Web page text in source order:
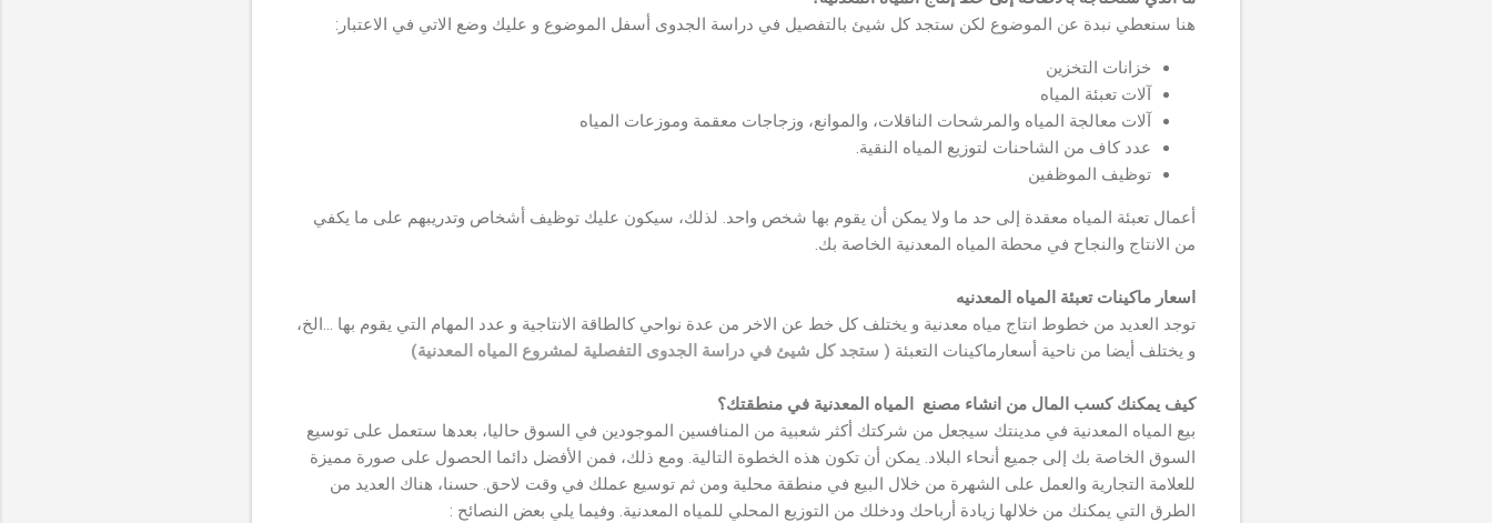
هنا سنعطي نبدة عن الموضوع لكن ستجد كل شيئ بالتفصيل في دراسة الجدوى أسفل الموضوع و عليك وضع الاتي في الاعتبار:
خزانات التخزين
آلات تعبئة المياه
آلات معالجة المياه والمرشحات الناقلات، والموانع، وزجاجات معقمة وموزعات المياه
عدد كاف من الشاحنات لتوزيع المياه النقية.
توظيف الموظفين
أعمال تعبئة المياه معقدة إلى حد ما ولا يمكن أن يقوم بها شخص واحد. لذلك، سيكون عليك توظيف أشخاص وتدريبهم على ما يكفي
من الانتاج والنجاح في محطة المياه المعدنية الخاصة بك.
اسعار ماكينات تعبئة المياه المعدنيه
توجد العديد من خطوط انتاج مياه معدنية و يختلف كل خط عن الاخر من عدة نواحي كالطاقة الانتاجية و عدد المهام التي يقوم بها ...الخ،
و يختلف أيضا من ناحية أسعارماكينات التعبئة ( ستجد كل شيئ في دراسة الجدوى التفصلية لمشروع المياه المعدنية)
كيف يمكنك كسب المال من انشاء مصنع المياه المعدنية في منطقتك؟
بيع المياه المعدنية في مدينتك سيجعل من شركتك أكثر شعبية من المنافسين الموجودين في السوق حاليا، بعدها ستعمل على توسيع
السوق الخاصة بك إلى جميع أنحاء البلاد. يمكن أن تكون هذه الخطوة التالية. ومع ذلك، فمن الأفضل دائما الحصول على صورة مميزة
للعلامة التجارية والعمل على الشهرة من خلال البيع في منطقة محلية ومن ثم توسيع عملك في وقت لاحق. حسنا، هناك العديد من
الطرق التي يمكنك من خلالها زيادة أرباحك ودخلك من التوزيع المحلي للمياه المعدنية. وفيما يلي بعض النصائح :